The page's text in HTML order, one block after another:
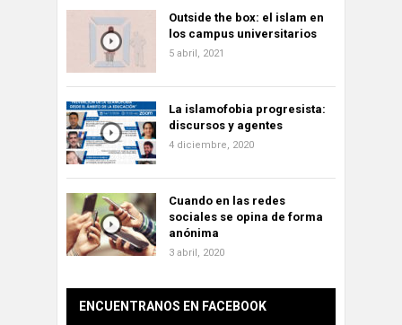
Outside the box: el islam en
los campus universitarios
5 abril, 2021
La islamofobia progresista:
discursos y agentes
4 diciembre, 2020
Cuando en las redes
sociales se opina de forma
anónima
3 abril, 2020
ENCUENTRANOS EN FACEBOOK